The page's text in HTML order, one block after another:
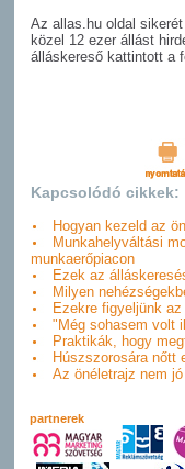
Az allas.hu oldal
közel 12 ezer állást
álláskereső kattintott a
Kapcsolódó cikkek:
Hogyan kezeld az
Munkahelyváltási
munkaerőpiacon
Ezek az
Milyen
Ezekre figyeljünk
"Még sohasem volt
Praktikák, hogy
Húszszorosára nőtt
Az önéletrajz nem
partnerek